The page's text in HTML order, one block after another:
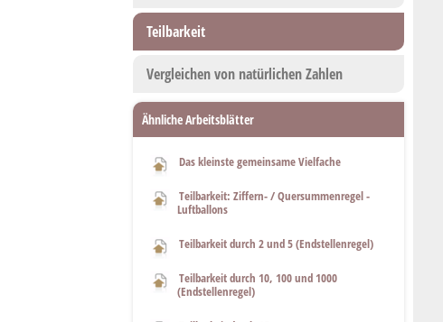
Teilbarkeit
Vergleichen von natürlichen Zahlen
Ähnliche Arbeitsblätter
Das kleinste gemeinsame Vielfache
Teilbarkeit: Ziffern- / Quersummenregel -
Luftballons
Teilbarkeit durch 2 und 5 (Endstellenregel)
Teilbarkeit durch 10, 100 und 1000
(Endstellenregel)